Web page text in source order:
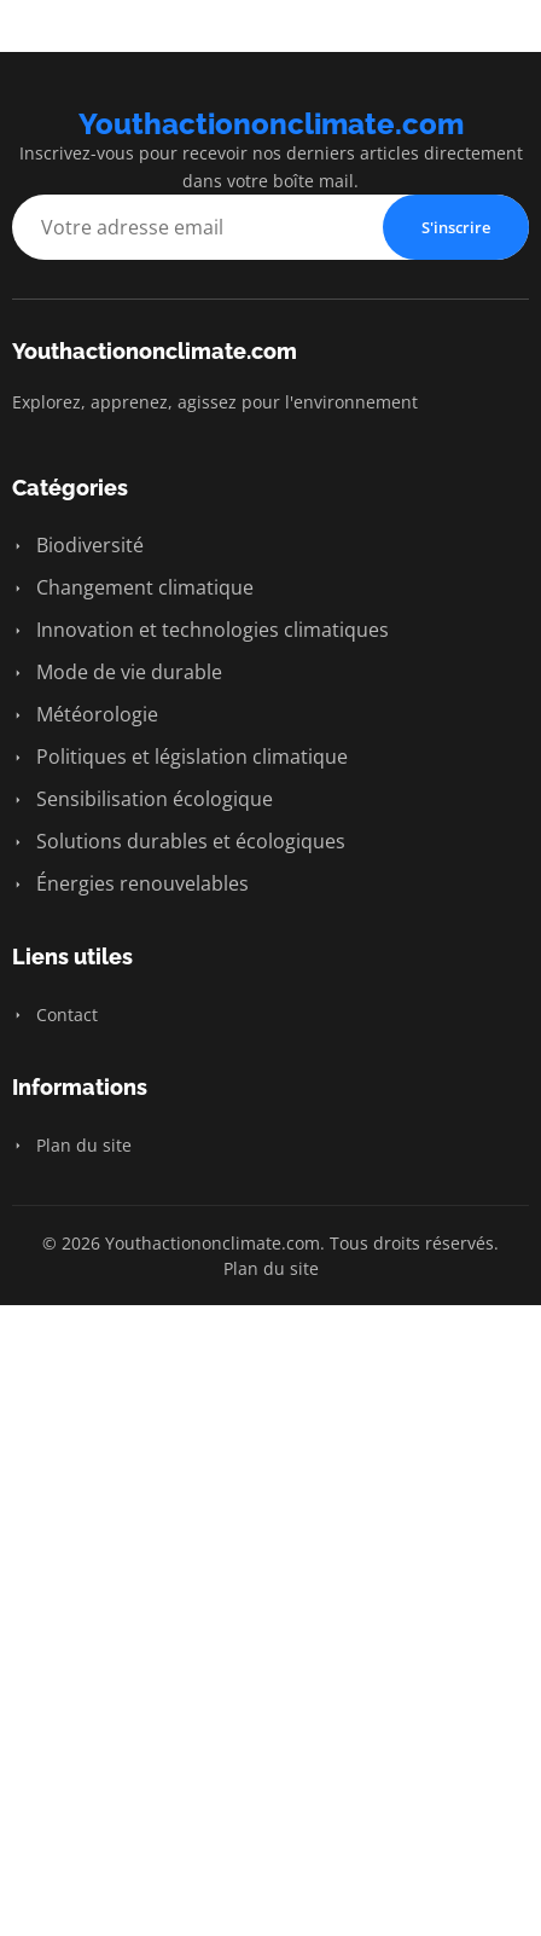
Youthactiononclimate.com
Inscrivez-vous pour recevoir nos derniers articles directement
dans votre boîte mail.
S'inscrire
Youthactiononclimate.com
Explorez, apprenez, agissez pour l'environnement
Catégories
Biodiversité
Changement climatique
Innovation et technologies climatiques
Mode de vie durable
Météorologie
Politiques et législation climatique
Sensibilisation écologique
Solutions durables et écologiques
Énergies renouvelables
Liens utiles
Contact
Informations
Plan du site
© 2026 Youthactiononclimate.com. Tous droits réservés.
Plan du site